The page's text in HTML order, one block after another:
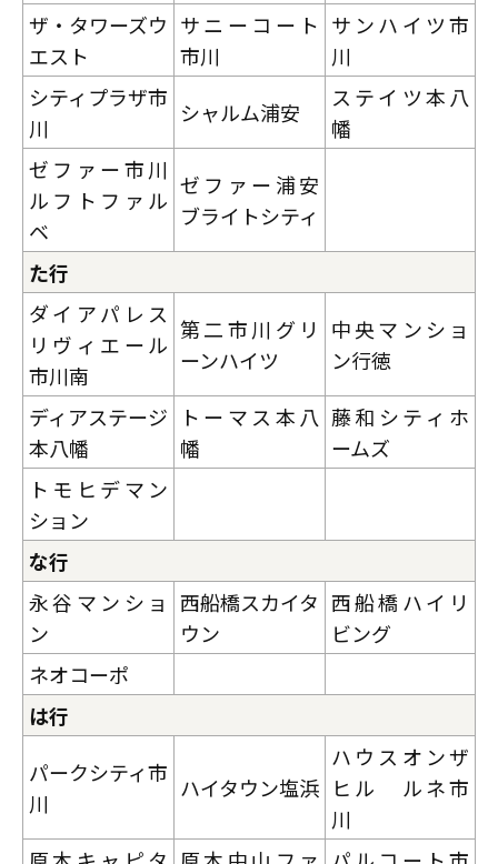
ザ・タワーズウ
エスト
サニーコート
市川
サンハイツ市
川
シティプラザ市
川
シャルム浦安
ステイツ本八
幡
ゼファー市川
ルフトファル
ベ
ゼファー浦安
ブライトシティ
た行
ダイアパレス
リヴィエール
市川南
第二市川グリ
ーンハイツ
中央マンショ
ン行徳
ディアステージ
本八幡
トーマス本八
幡
藤和シティホ
ームズ
トモヒデマン
ション
な行
永谷マンショ
ン
西船橋スカイタ
ウン
西船橋ハイリ
ビング
ネオコーポ
は行
パークシティ市
川
ハイタウン塩浜
ハウスオンザ
ヒル ルネ市
川